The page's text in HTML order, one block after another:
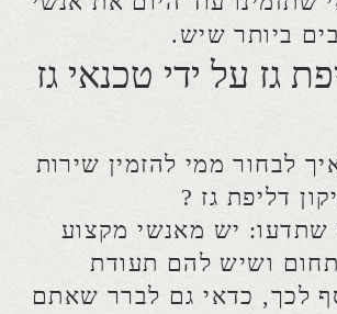
לא להפיק ממנה את הכי טוב?
איתור דליפת גזיתבצע הרבה יותר בקלות
אם הוא יעשה בעזרת מכשירים משוכללים,
מה שיגרום לכך שנוכל להקטין את הנזק
השונים כי, כאמור, עם גז לא משחקים.
נמצאים כאן בשבילכם
בין אם אתם זקוקים לשירותי תיקון דליפת
גז, איתור תקלות או אפילו התקנת של
כיריים חדשים, כדאי שתדעו: הכתובת
שקיימת כבר משנת 1995, נמצאת כאן